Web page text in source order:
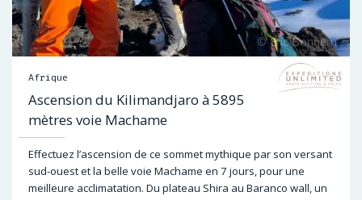
Afrique
Ascension du Kilimandjaro à 5895
mètres voie Machame
Effectuez l’ascension de ce sommet mythique par son versant
sud-ouest et la belle voie Machame en 7 jours, pour une
meilleure acclimatation. Du plateau Shira au Baranco wall, un